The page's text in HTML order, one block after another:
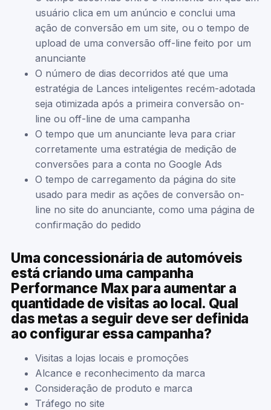
usuário clica em um anúncio e conclui uma
ação de conversão em um site, ou o tempo de
upload de uma conversão off-line feito por um
anunciante
O número de dias decorridos até que uma
estratégia de Lances inteligentes recém-adotada
seja otimizada após a primeira conversão on-
line ou off-line de uma campanha
O tempo que um anunciante leva para criar
corretamente uma estratégia de medição de
conversões para a conta no Google Ads
O tempo de carregamento da página do site
usado para medir as ações de conversão on-
line no site do anunciante, como uma página de
confirmação do pedido
Uma concessionária de automóveis
está criando uma campanha
Performance Max para aumentar a
quantidade de visitas ao local. Qual
das metas a seguir deve ser definida
ao configurar essa campanha?
Visitas a lojas locais e promoções
Alcance e reconhecimento da marca
Consideração de produto e marca
Tráfego no site